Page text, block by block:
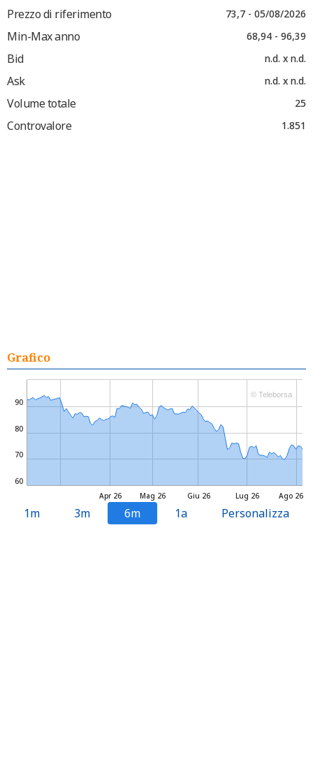
Prezzo di riferimento 73,7 - 05/08/2026
Min-Max anno 68,94 - 96,39
Bid n.d. x n.d.
Ask n.d. x n.d.
Volume totale 25
Controvalore 1.851
Grafico
Mag 26 Lug 26
Apr 26 Giu 26 Ago 26
60
70
80
90
© Teleborsa
1m 3m 6m 1a Personalizza